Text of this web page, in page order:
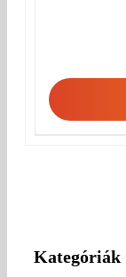
Kategóriák